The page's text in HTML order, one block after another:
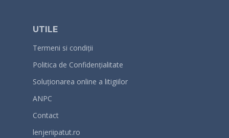
UTILE
Termeni si condiții
Politica de Confidențialitate
Soluționarea online a litigiilor
ANPC
Contact
lenjeriipatut.ro